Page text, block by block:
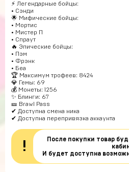
⚡ Легендарные бойцы:
• Сэнди
🌟 Мифические бойцы:
• Мортис
• Мистер П
• Спраут
🔥 Эпические бойцы:
• Пэм
• Фрэнк
• Беа
🏆 Максимум трофеев: 8424
💎 Гемы: 69
💰 Монеты: 1256
✨ Блинги: 67
🎫 Brawl Pass
✔ Доступна смена ника
✔ Доступна перепривязка аккаунта
!
После покупки товар
И будет доступна